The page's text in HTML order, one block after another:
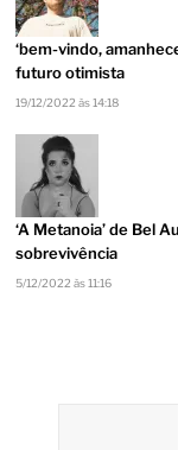
‘bem-vindo,
futuro otimista
19/12/2022 às 14:18
‘A Metanoia’ de Bel
sobrevivência
5/12/2022 às 11:16